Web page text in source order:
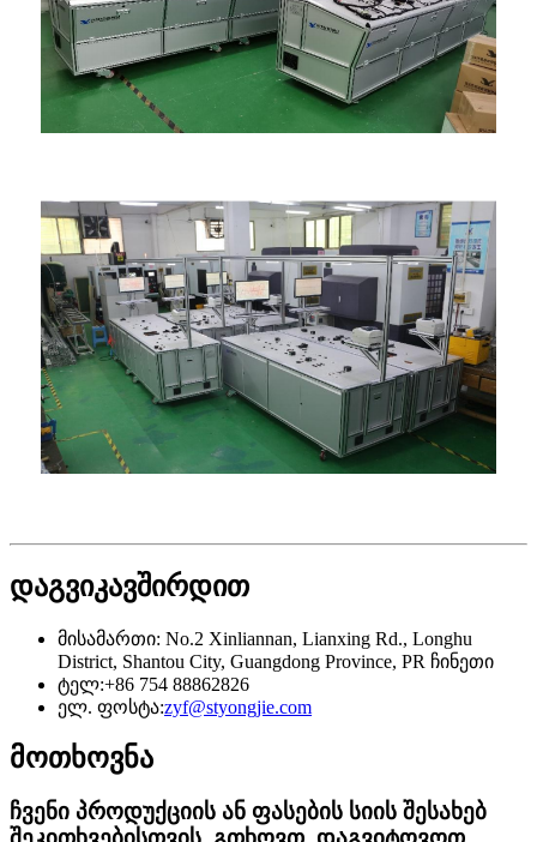
დაგვიკავშირდით
მისამართი: No.2 Xinliannan, Lianxing Rd., Longhu
District, Shantou City, Guangdong Province, PR ჩინეთი
ტელ:+86 754 88862826
ელ. ფოსტა:zyf@styongjie.com
მოთხოვნა
ჩვენი პროდუქციის ან ფასების სიის შესახებ